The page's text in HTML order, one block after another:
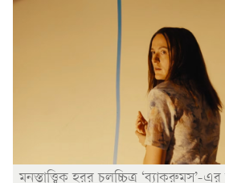
মনস্তাত্ত্বিক হরর চলচ্চিত্র ‘ব্যাকরুমস’-